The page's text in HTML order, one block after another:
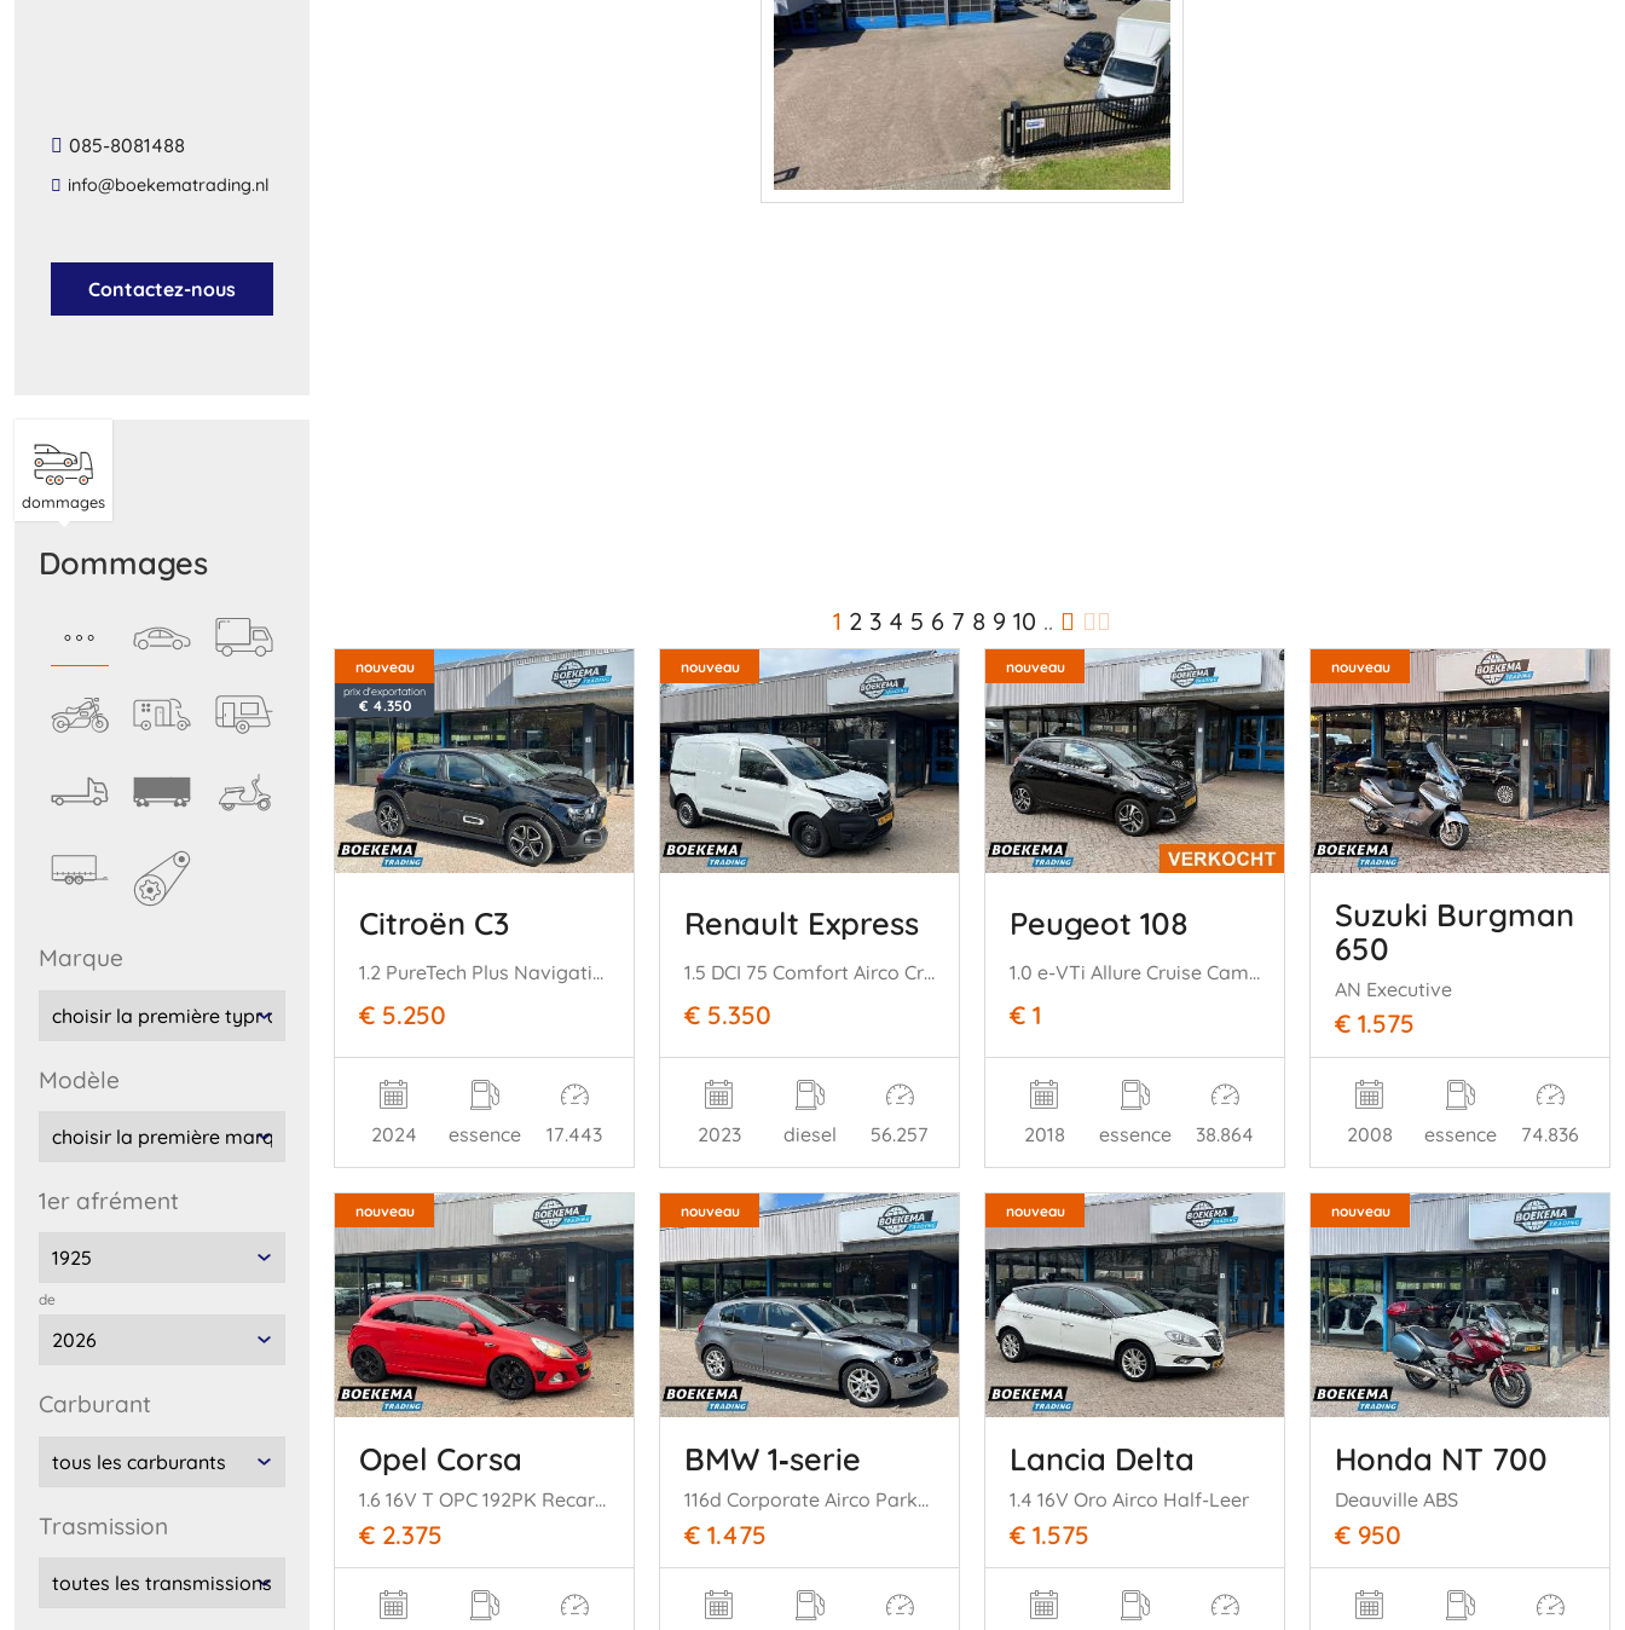
085-8081488
info@boekematrading.nl
Contactez-nous
dommages
dommages
marque
modèle
1er afrément
de
carburant
trasmission
1 2 3 4 5 6 7 8 9 10 ..
nouveau
prix d'exportation
€ 4.350
Citroën C3
1.2 PureTech Plus Navigatie Climate
€ 5.250
2024 essence 17.443
nouveau
Renault Express
1.5 DCI 75 Comfort Airco Cruise PDC
€ 5.350
2023 diesel 56.257
nouveau
Peugeot 108
1.0 e-VTi Allure Cruise Camera Climate
€ 1
2018 essence 38.864
nouveau
Suzuki Burgman
650
AN Executive
€ 1.575
2008 essence 74.836
nouveau
Opel Corsa
1.6 16V T OPC 192PK Recaro Clima Cruise
€ 2.375
nouveau
BMW 1‑serie
116d Corporate Airco Parkeersensoren 5-Deurs
€ 1.475
nouveau
Lancia Delta
1.4 16V Oro Airco Half-Leer
€ 1.575
nouveau
Honda NT 700
Deauville ABS
€ 950